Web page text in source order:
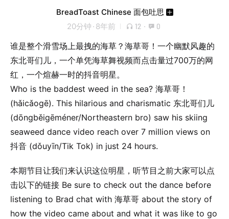
BreadToast Chinese 面包吐思
20分钟 · 8年前 12 · 0
谁是整个滑雪场上最拽的海草？海草哥！一个幽默风趣的
东北哥们儿，一个单凭海草舞视频而点击量过700万的网
红，一个煊赫一时的抖音明星。
Who is the baddest weed in the sea? 海草哥！
(hǎicǎogē). This hilarious and charismatic 东北哥们儿
(dōngběigēméner/Northeastern bro) saw his skiing
seaweed dance video reach over 7 million views on
抖音 (dǒuyīn/Tik Tok) in just 24 hours.
本期节目让我们来认识这位明星，听节目之前大家可以点
击以下的链接 Be sure to check out the dance before
listening to Brad chat with 海草哥 about the story of
how the video came about and what it was like to go